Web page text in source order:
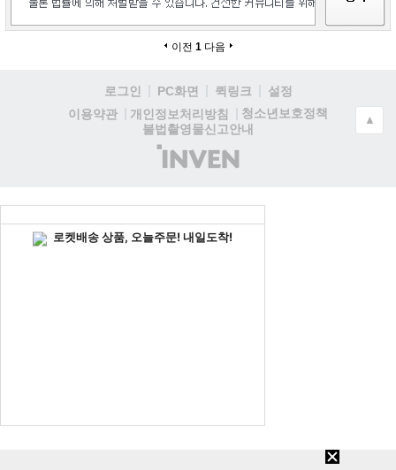
이전 1 다음
로그인 PC화면 퀵링크
설정
이용약관
개인정보처리방침
청소년보호정책
불법촬영물신고안내
(주)
인
▲